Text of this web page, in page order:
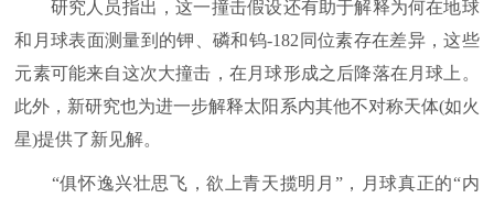
研究人员指出，这一撞击假设还有助于解释为何在地球
和月球表面测量到的钾、磷和钨-182同位素存在差异，这些
元素可能来自这次大撞击，在月球形成之后降落在月球上。
此外，新研究也为进一步解释太阳系内其他不对称天体(如火
星)提供了新见解。
“俱怀逸兴壮思飞，欲上青天揽明月”，月球真正的“内